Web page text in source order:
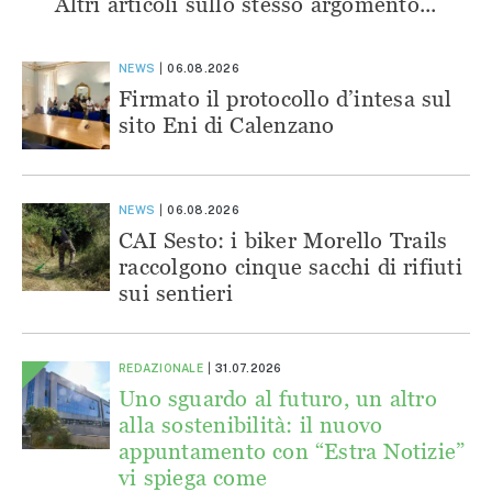
NEWS 06.08.2026
Firmato il protocollo d’intesa sul
sito Eni di Calenzano
NEWS 06.08.2026
CAI Sesto: i biker Morello Trails
raccolgono cinque sacchi di rifiuti
sui sentieri
REDAZIONALE 31.07.2026
Uno sguardo al futuro, un altro
alla sostenibilità: il nuovo
appuntamento con “Estra Notizie”
vi spiega come